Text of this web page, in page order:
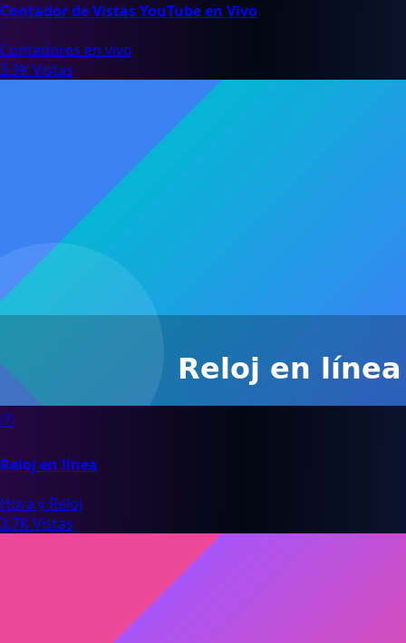
Contador de Vistas YouTube en Vivo
Contadores en vivo
3.9K Vistas
🕐
Reloj en línea
Hora y Reloj
3.7K Vistas